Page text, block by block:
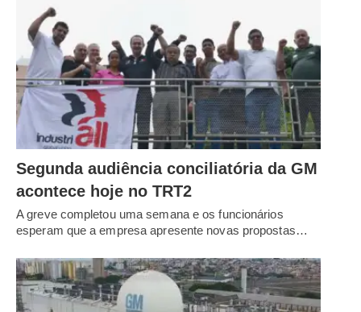
Segunda audiência conciliatória da GM
acontece hoje no TRT2
A greve completou uma semana e os funcionários
esperam que a empresa apresente novas propostas…